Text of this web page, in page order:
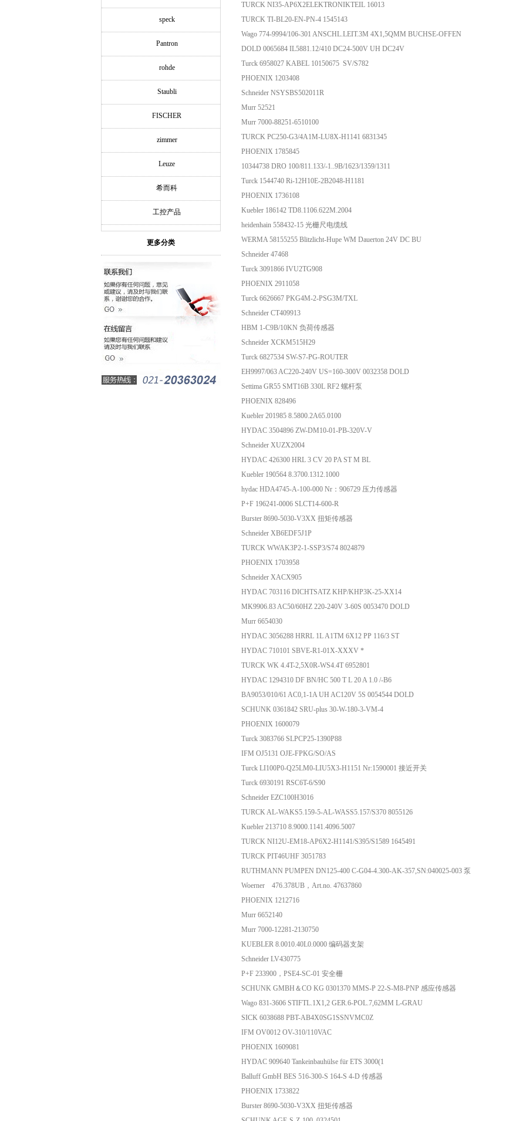
speck
Pantron
rohde
Staubli
FISCHER
zimmer
Leuze
希而科
工控产品
更多分类
TURCK NI35-AP6X2ELEKTRONIKTEIL 16013
TURCK TI-BL20-EN-PN-4 1545143
Wago 774-9994/106-301 ANSCHL.LEIT.3M 4X1,5QMM BUCHSE-OFFEN
DOLD 0065684 IL5881.12/410 DC24-500V UH DC24V
Turck 6958027 KABEL 10150675 SV/S782
PHOENIX 1203408
Schneider NSYSBS502011R
Murr 52521
Murr 7000-88251-6510100
TURCK PC250-G3/4A1M-LU8X-H1141 6831345
PHOENIX 1785845
10344738 DRO 100/811.133/-1..9B/1623/1359/1311
Turck 1544740 Ri-12H10E-2B2048-H1181
PHOENIX 1736108
Kuebler 186142 TD8.1106.622M.2004
heidenhain 558432-15 光栅尺电缆线
WERMA 58155255 Blitzlicht-Hupe WM Dauerton 24V DC BU
Schneider 47468
Turck 3091866 IVU2TG908
PHOENIX 2911058
Turck 6626667 PKG4M-2-PSG3M/TXL
Schneider CT409913
HBM 1-C9B/10KN 负荷传感器
Schneider XCKM515H29
Turck 6827534 SW-S7-PG-ROUTER
EH9997/063 AC220-240V US=160-300V 0032358 DOLD
Settima GR55 SMT16B 330L RF2 螺杆泵
PHOENIX 828496
Kuebler 201985 8.5800.2A65.0100
HYDAC 3504896 ZW-DM10-01-PB-320V-V
Schneider XUZX2004
HYDAC 426300 HRL 3 CV 20 PA ST M BL
Kuebler 190564 8.3700.1312.1000
hydac HDA4745-A-100-000 Nr：906729 压力传感器
P+F 196241-0006 SLCT14-600-R
Burster 8690-5030-V3XX 扭矩传感器
Schneider XB6EDF5J1P
TURCK WWAK3P2-1-SSP3/S74 8024879
PHOENIX 1703958
Schneider XACX905
HYDAC 703116 DICHTSATZ KHP/KHP3K-25-XX14
MK9906.83 AC50/60HZ 220-240V 3-60S 0053470 DOLD
Murr 6654030
HYDAC 3056288 HRRL 1L A1TM 6X12 PP 116/3 ST
HYDAC 710101 SBVE-R1-01X-XXXV *
TURCK WK 4.4T-2,5X0R-WS4.4T 6952801
HYDAC 1294310 DF BN/HC 500 T L 20 A 1.0 /-B6
BA9053/010/61 AC0,1-1A UH AC120V 5S 0054544 DOLD
SCHUNK 0361842 SRU-plus 30-W-180-3-VM-4
PHOENIX 1600079
Turck 3083766 SLPCP25-1390P88
IFM OJ5131 OJE-FPKG/SO/AS
Turck LI100P0-Q25LM0-LIU5X3-H1151 Nr:1590001 接近开关
Turck 6930191 RSC6T-6/S90
Schneider EZC100H3016
TURCK AL-WAKS5.159-5-AL-WASS5.157/S370 8055126
Kuebler 213710 8.9000.1141.4096.5007
TURCK NI12U-EM18-AP6X2-H1141/S395/S1589 1645491
TURCK PIT46UHF 3051783
RUTHMANN PUMPEN DN125-400 C-G04-4.300-AK-357,SN:040025-003 泵
Woerner 476.378UB，Art.no. 47637860
PHOENIX 1212716
Murr 6652140
Murr 7000-12281-2130750
KUEBLER 8.0010.40L0.0000 编码器支架
Schneider LV430775
P+F 233900，PSE4-SC-01 安全栅
SCHUNK GMBH＆CO KG 0301370 MMS-P 22-S-M8-PNP 感应传感器
Wago 831-3606 STIFTL.1X1,2 GER.6-POL.7,62MM L-GRAU
SICK 6038688 PBT-AB4X0SG1SSNVMC0Z
IFM OV0012 OV-310/110VAC
PHOENIX 1609081
HYDAC 909640 Tankeinbauhülse für ETS 3000(1
Balluff GmbH BES 516-300-S 164-S 4-D 传感器
PHOENIX 1733822
Burster 8690-5030-V3XX 扭矩传感器